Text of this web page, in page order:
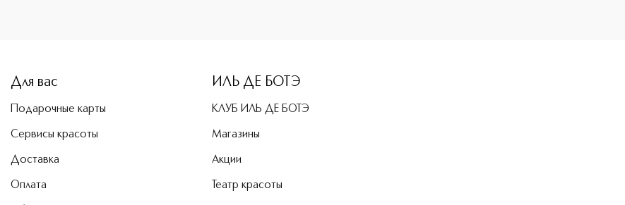
Для вас
Подарочные карты
Сервисы красоты
Доставка
Оплата
ИЛЬ ДЕ БОТЭ
КЛУБ ИЛЬ ДЕ БОТЭ
Магазины
Акции
Театр красоты